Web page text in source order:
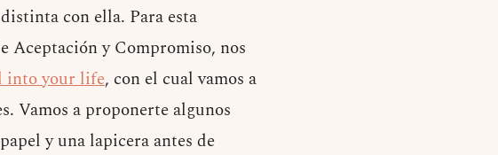
con ella. Para esta
Aceptación y Compromiso, nos
into your life, con el cual vamos a
Vamos a proponerte algunos
y una lapicera antes de